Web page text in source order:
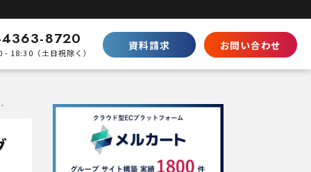
Shopifyとの違い
SaaS型ECの徹底比較
ecbeingとの違い
パッケージとの棲み分け
お問い合わせ
資料請求
8720
- 18:30（土日祝除く）
イミングなどを解説